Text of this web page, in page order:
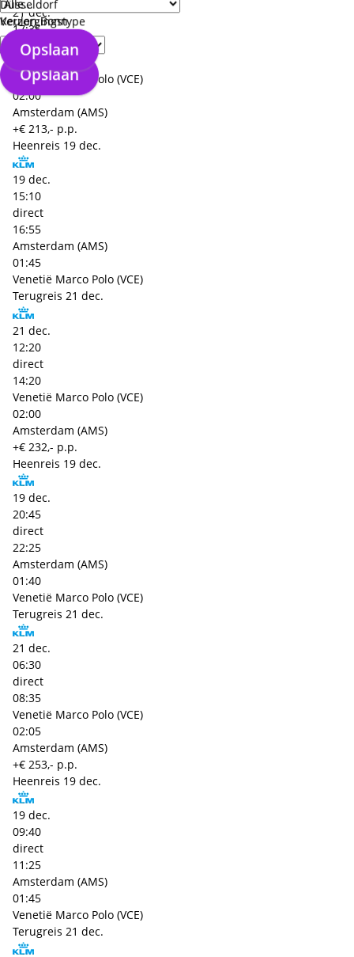
Verzorgingstype
Opslaan
Düsseldorf
Keulen Bonn
Opslaan
21 dec.
17:35
direct
19:35
Venetië Marco Polo (VCE)
02:00
Amsterdam (AMS)
+€ 213,- p.p.
Heenreis 19 dec.
19 dec.
15:10
direct
16:55
Amsterdam (AMS)
01:45
Venetië Marco Polo (VCE)
Terugreis 21 dec.
21 dec.
12:20
direct
14:20
Venetië Marco Polo (VCE)
02:00
Amsterdam (AMS)
+€ 232,- p.p.
Heenreis 19 dec.
19 dec.
20:45
direct
22:25
Amsterdam (AMS)
01:40
Venetië Marco Polo (VCE)
Terugreis 21 dec.
21 dec.
06:30
direct
08:35
Venetië Marco Polo (VCE)
02:05
Amsterdam (AMS)
+€ 253,- p.p.
Heenreis 19 dec.
19 dec.
09:40
direct
11:25
Amsterdam (AMS)
01:45
Venetië Marco Polo (VCE)
Terugreis 21 dec.